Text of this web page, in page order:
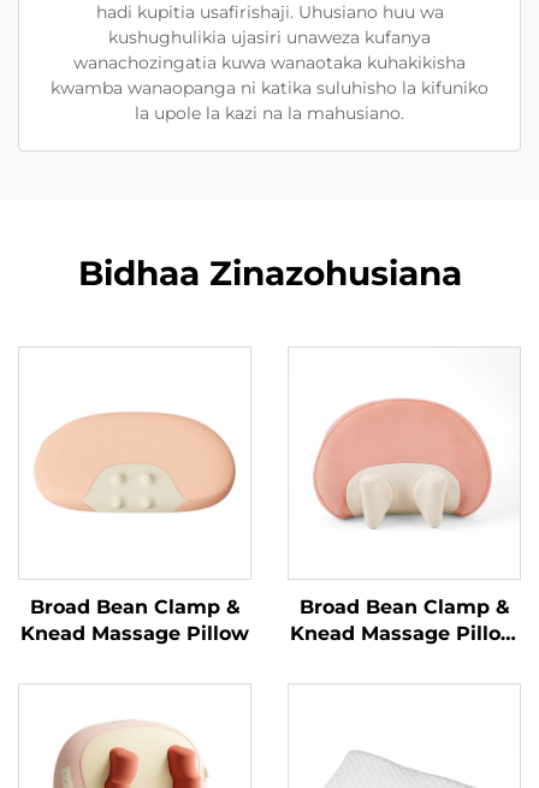
hadi kupitia usafirishaji. Uhusiano huu wa
kushughulikia ujasiri unaweza kufanya
wanachozingatia kuwa wanaotaka kuhakikisha
kwamba wanaopanga ni katika suluhisho la kifuniko
la upole la kazi na la mahusiano.
Bidhaa Zinazohusiana
Broad Bean Clamp &
Knead Massage Pillow
Broad Bean Clamp &
Knead Massage Pillow